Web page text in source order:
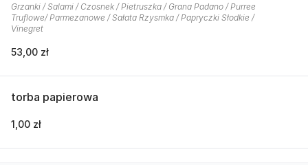
Grzanki / Salami / Czosnek / Pietruszka / Grana Padano / Purree
Truflowe/ Parmezanowe / Sałata Rzysmka / Papryczki Słodkie /
Vinegret
53,00 zł
torba papierowa
1,00 zł